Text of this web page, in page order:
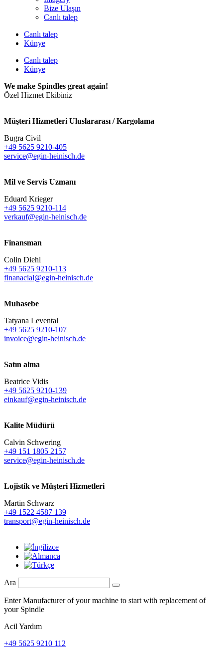
Bize Ulaşın
Canlı talep
Canlı talep
Künye
Canlı talep
Künye
We make Spindles great again!
Özel Hizmet Ekibiniz
Müşteri Hizmetleri Uluslararası / Kargolama
Bugra Civil
+49 5625 9210-405
service@egin-heinisch.de
Mil ve Servis Uzmanı
Eduard Krieger
+49 5625 9210-114
verkauf@egin-heinisch.de
Finansman
Colin Diehl
+49 5625 9210-113
finanacial@egin-heinisch.de
Muhasebe
Tatyana Levental
+49 5625 9210-107
invoice@egin-heinisch.de
Satın alma
Beatrice Vidis
+49 5625 9210-139
einkauf@egin-heinisch.de
Kalite Müdürü
Calvin Schwering
+49 151 1805 2157
service@egin-heinisch.de
Lojistik ve Müşteri Hizmetleri
Martin Schwarz
+49 1522 4587 139
transport@egin-heinisch.de
Ara
Enter Manufacturer of your machine to start with replacement of
your Spindle
Acil Yardım
+49 5625 9210 112